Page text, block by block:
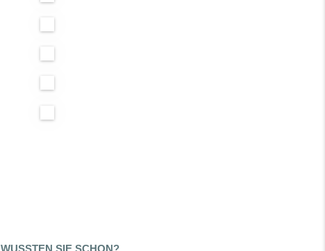
WUSSTEN SIE SCHON?